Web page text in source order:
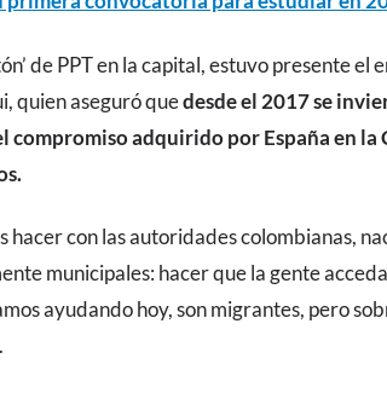
de PPT en la capital, estuvo presente el
quien aseguró quedesde el 2017 se
compromiso adquirido por España en la
hacer con las autoridades colombianas,
municipales: hacer que la gente
ayudando hoy, son migrantes, pero